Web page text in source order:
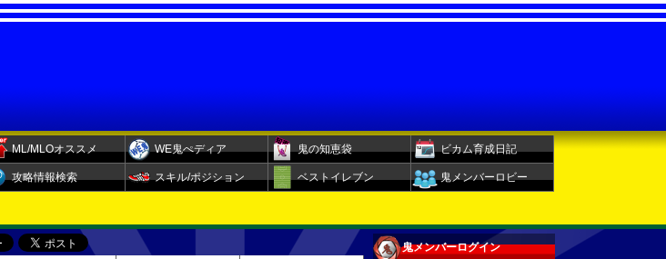
ML/MLOオススメ WE鬼ぺディア 鬼の知恵袋 ビカム育成日記
攻略情報検索 スキル/ポジション ベストイレブン 鬼メンバーロビー
鬼メンバーログイン